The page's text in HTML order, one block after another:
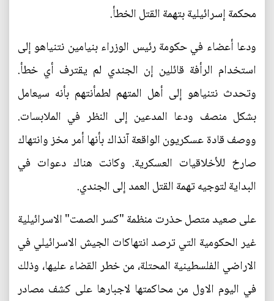
محكمة إسرائيلية بتهمة القتل الخطأ.
ودعا أعضاء في حكومة رئيس الوزراء بنيامين نتنياهو إلى
استخدام الرأفة قائلين إن الجندي لم يقترف أي خطأ.
وتحدث نتنياهو إلى أهل المتهم لطمأنتهم بأنه سيعامل
بشكل منصف ودعا المدعين إلى النظر في الملابسات.
ووصف قادة عسكريون الواقعة آنذاك بأنها أمر مخز وانتهاك
صارخ للأخلاقيات العسكرية. وكانت هناك دعوات في
البداية لتوجيه تهمة القتل العمد إلى الجندي.
على صعيد متصل حذرت منظمة "كسر الصمت" الاسرائيلية
غير الحكومية التي ترصد انتهاكات الجيش الاسرائيلي في
الاراضي الفلسطينية المحتلة، من خطر القضاء عليها، وذلك
في اليوم الاول من محاكمتها لاجبارها على كشف مصادر